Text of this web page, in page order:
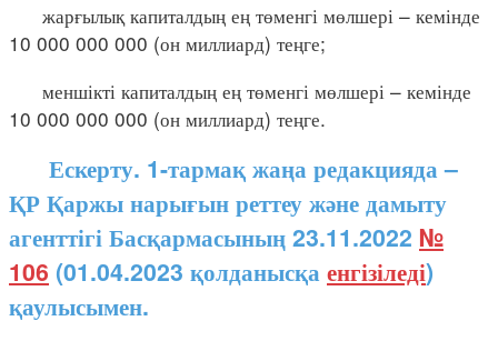
жарғылық капиталдың ең төменгі мөлшері – кемінде
10 000 000 000 (он миллиард) теңге;
меншікті капиталдың ең төменгі мөлшері – кемінде
10 000 000 000 (он миллиард) теңге.
Ескерту. 1-тармақ жаңа редакцияда –
ҚР Қаржы нарығын реттеу және дамыту
агенттігі Басқармасының 23.11.2022 №
106 (01.04.2023 қолданысқа енгізіледі)
қаулысымен.